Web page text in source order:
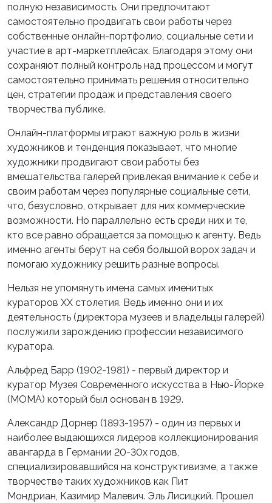
полную независимость. Они предпочитают
самостоятельно продвигать свои работы через
собственные онлайн-портфолио, социальные сети и
участие в арт-маркетплейсах. Благодаря этому они
сохраняют полный контроль над процессом и могут
самостоятельно принимать решения относительно
цен, стратегии продаж и представления своего
творчества публике.
Онлайн-платформы играют важную роль в жизни
художников и тенденция показывает, что многие
художники продвигают свои работы без
вмешательства галерей привлекая внимание к себе и
своим работам через популярные социальные сети,
что, безусловно, открывает для них коммерческие
возможности. Но параллельно есть среди них и те,
кто все равно обращается за помощью к агенту. Ведь
именно агенты берут на себя большой ворох задач и
помогаю художнику решить разные вопросы.
Нельзя не упомянуть имена самых именитых
кураторов ХХ столетия. Ведь именно они и их
деятельность (директора музеев и владельцы галерей)
послужили зарождению профессии независимого
куратора.
Альфред Барр (1902-1981) - первый директор и
куратор Музея Современного искусства в Нью-Йорке
(МОМА) который был основан в 1929.
Александр Дорнер (1893-1957) - один из первых и
наиболее выдающихся лидеров коллекционирования
авангарда в Германии 20-30х годов,
специализировавшийся на конструктивизме, а также
творчестве таких художников как Пит
Мондриан, Казимир Малевич. Эль Лисицкий. Прошел